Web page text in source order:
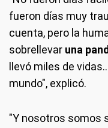
fueron días muy
cuenta, pero la
sobrellevar una
llevó miles de
mundo", explicó.
"Y nosotros somos